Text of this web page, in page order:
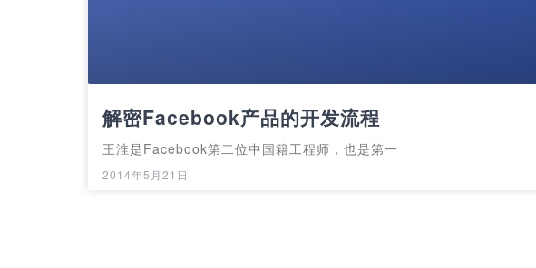
解密Facebook产品的开发流程
王淮是Facebook第二位中国籍工程师，也是第一
2014年5月21日